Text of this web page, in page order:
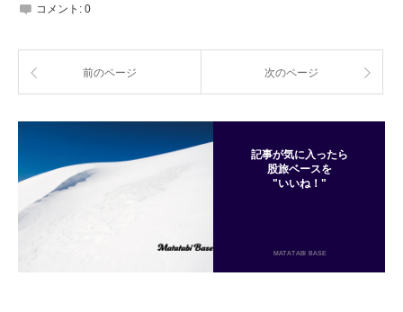
コメント: 0
前のページ 次のページ
記事が気に入ったら
股旅ベースを
"いいね！"
MATATABI BASE